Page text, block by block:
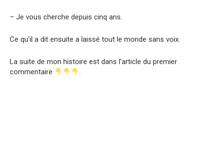
– Je vous cherche depuis cinq ans.
Ce qu’il a dit ensuite a laissé tout le monde sans voix.
La suite de mon histoire est dans l’article du premier
commentaire
.